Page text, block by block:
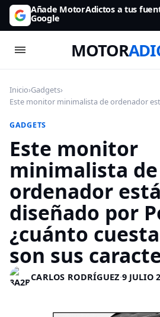
Añade MotorAdictos a tus
Google
MOTOR
Inicio›Gadgets›
Este monitor minimalista de ordenador
GADGETS
Este monitor
minimalista de
ordenador está
diseñado por
¿cuánto
son sus
CARLOS RODRÍGUEZ·9 JULIO